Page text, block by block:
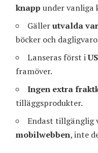
knapp under vanliga
Gällerutvalda
böcker och
Lanseras först i
framöver.
Ingen extra
tilläggsprodukter.
Endast tillgänglig
mobilwebben, inte